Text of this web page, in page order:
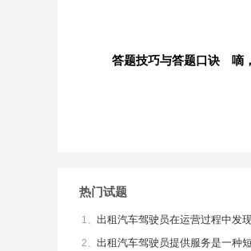
答题技巧与答题口诀 嘀
热门试题
1、 出租汽车驾驶员在运营过程中发
2、 出租汽车驾驶员提供服务是一种